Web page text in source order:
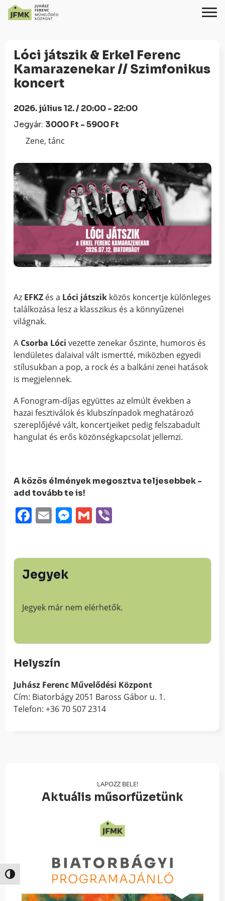
Content
navigációhoz
Nagy kontraszt váltása
Lóci játszik & Erkel Ferenc
Kamarazenekar // Szimfonikus
koncert
2026. július 12. / 20:00 - 22:00
Jegyár: 3000 Ft - 5900 Ft
Zene, tánc
Az EFKZ és a Lóci játszik közös koncertje különleges
találkozása lesz a klasszikus és a könnyűzenei
világnak.
A Csorba Lócivezette zenekar őszinte, humoros és
lendületes dalaival vált ismertté, miközben egyedi
stílusukban a pop, a rock és a balkáni zenei hatások
is megjelennek.
A Fonogram-díjas együttes az elmúlt években a
hazai fesztiválok és klubszínpadok meghatározó
szereplőjévé vált, koncertjeiket pedig felszabadult
hangulat és erős közönségkapcsolat jellemzi.
A közös élmények megosztva teljesebbek -
add tovább te is!
Facebook
EmailMessenger
Gmail
Jegyek
Jegyek már nem elérhetők.
Helyszín
Juhász Ferenc Művelődési Központ
Cím: Biatorbágy 2051 Baross Gábor u. 1.
Telefon: +36 70 507 2314
LAPOZZ BELE!
Aktuális műsorfüzetünk